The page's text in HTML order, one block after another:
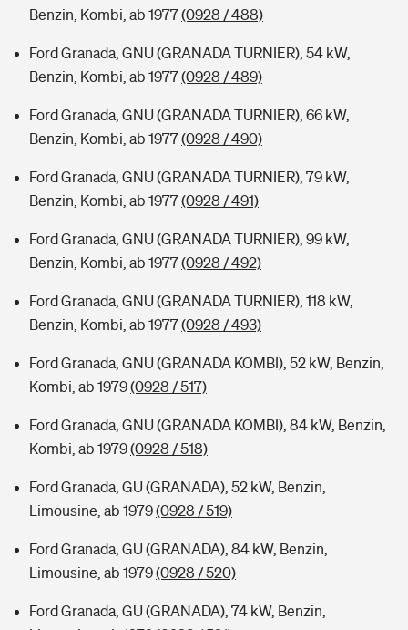
Benzin, Kombi, ab 1977(0928 / 488)
Ford Granada, GNU (GRANADA TURNIER), 54 kW,
Benzin, Kombi, ab 1977(0928 / 489)
Ford Granada, GNU (GRANADA TURNIER), 66 kW,
Benzin, Kombi, ab 1977(0928 / 490)
Ford Granada, GNU (GRANADA TURNIER), 79 kW,
Benzin, Kombi, ab 1977(0928 / 491)
Ford Granada, GNU (GRANADA TURNIER), 99 kW,
Benzin, Kombi, ab 1977(0928 / 492)
Ford Granada, GNU (GRANADA TURNIER), 118 kW,
Benzin, Kombi, ab 1977(0928 / 493)
Ford Granada, GNU (GRANADA KOMBI), 52 kW, Benzin,
Kombi, ab 1979(0928 / 517)
Ford Granada, GNU (GRANADA KOMBI), 84 kW, Benzin,
Kombi, ab 1979(0928 / 518)
Ford Granada, GU (GRANADA), 52 kW, Benzin,
Limousine, ab 1979(0928 / 519)
Ford Granada, GU (GRANADA), 84 kW, Benzin,
Limousine, ab 1979(0928 / 520)
Ford Granada, GU (GRANADA), 74 kW, Benzin,